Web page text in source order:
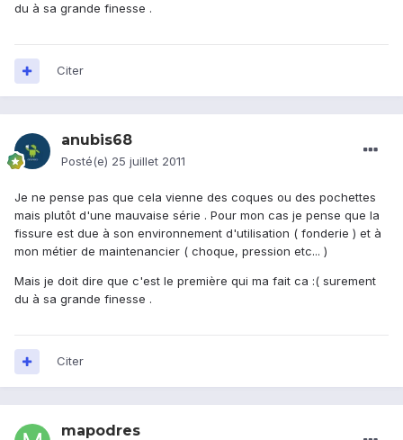
du à sa grande finesse .
Citer
anubis68
Posté(e) 25 juillet 2011
Je ne pense pas que cela vienne des coques ou des pochettes
mais plutôt d'une mauvaise série . Pour mon cas je pense que la
fissure est due à son environnement d'utilisation ( fonderie ) et à
mon métier de maintenancier ( choque, pression etc... )
Mais je doit dire que c'est le première qui ma fait ca :( surement
du à sa grande finesse .
Citer
mapodres